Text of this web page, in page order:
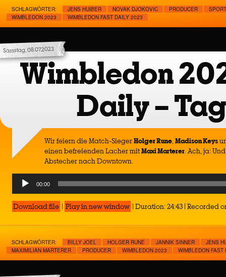
SCHLAGWÖRTER: JENS HUIBER NOVAK DJOKOVIC PRODUCER
WIMBLEDON 2023
WIMBLEDON FAST DAILY 2023
Samstag, 08.07.2023
Wimbledon
Daily –
Wir feiern die Match-SiegerHolger Rune, Madison Keys
einen befreienden Lacher mitMaxi Marterer. Ach, ja:
Abstecher nach Downtown.
Audio
Player
00:00
Download file | Play in new window | Duration: 24:43 | Recorded
SCHLAGWÖRTER: BILLY JOEL HOLGER RUNE JANNIK SINNER
JENS
MAXIMILIAN MARTERER
PRODUCER WIMBLEDON 2023 WIMBLEDON FAST